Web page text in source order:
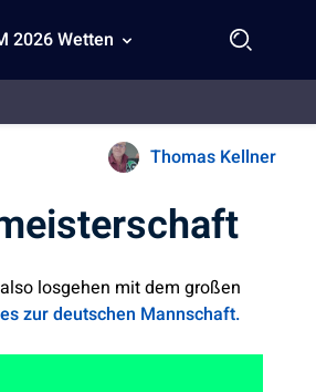
2026 Wetten
Thomas Kellner
losgehen mit dem großen
zur deutschen Mannschaft.